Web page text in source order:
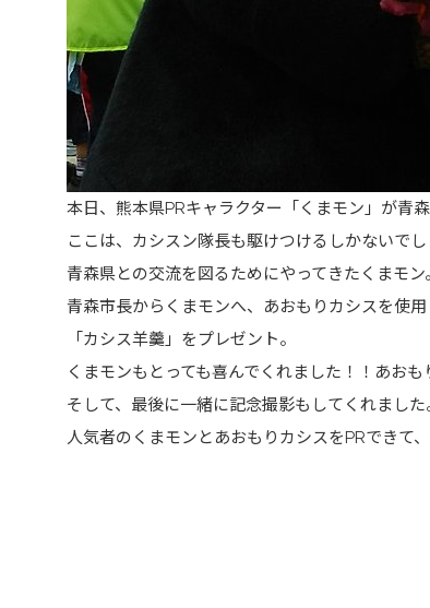
本日、熊本県PRキャラクター「くまモン」が青
ここは、カシスン隊長も駆けつけるしかないで
青森県との交流を図るためにやってきたくまモン。
青森市長からくまモンへ、あおもりカシスを使
「カシス羊羹」をプレゼント。
くまモンもとっても喜んでくれました！！あお
そして、最後に一緒に記念撮影もしてくれました
人気者のくまモンとあおもりカシスをPRできて